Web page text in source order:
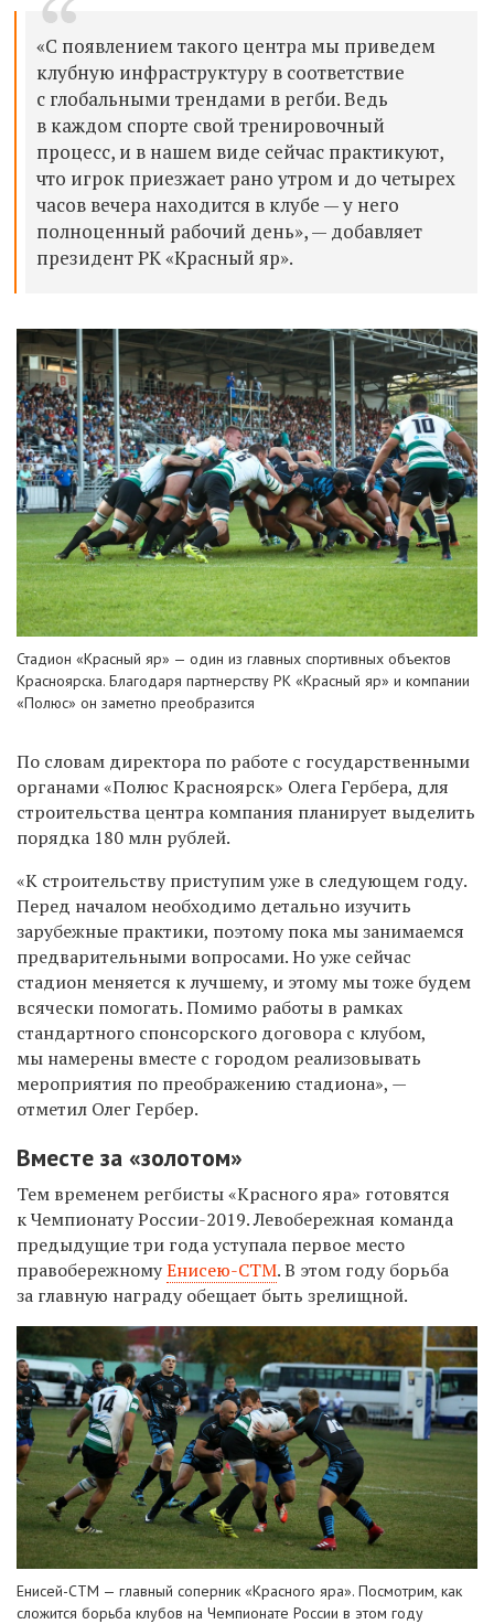
«С появлением такого центра мы приведем
клубную инфраструктуру в соответствие
с глобальными трендами в регби. Ведь
в каждом спорте свой тренировочный
процесс, и в нашем виде сейчас практикуют,
что игрок приезжает рано утром и до четырех
часов вечера находится в клубе — у него
полноценный рабочий день», — добавляет
президент РК «Красный яр».
Стадион «Красный яр» — один из главных спортивных объектов
Красноярска. Благодаря партнерству РК «Красный яр» и компании
«Полюс» он заметно преобразится
По словам директора по работе с государственными
органами «Полюс Красноярск» Олега Гербера, для
строительства центра компания планирует выделить
порядка 180 млн рублей.
«К строительству приступим уже в следующем году.
Перед началом необходимо детально изучить
зарубежные практики, поэтому пока мызанимаемся
предварительными вопросами. Ноуже сейчас
стадион меняется к лучшему, и этому мытоже будем
всячески помогать. Помимо работы в рамках
стандартного спонсорского договора с клубом,
мы намерены вместе с городом реализовывать
мероприятия по преображению стадиона», —
отметил Олег Гербер.
Вместе за «золотом»
Тем временем регбисты «Красного яра» готовятся
к Чемпионату России-2019. Левобережная команда
предыдущие три года уступала первое место
правобережномуЕнисею-СТМ. В этом году борьба
за главную награду обещает быть зрелищной.
Енисей-СТМ — главный соперник «Красного яра». Посмотрим, как
сложится борьба клубов на Чемпионате России в этом году